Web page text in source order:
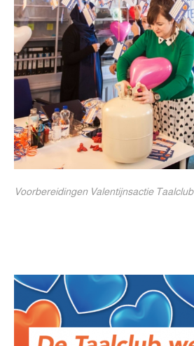
Voorbereidingen Valentijnsactie Taalclub